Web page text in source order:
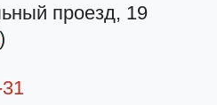
проезд, 19
)